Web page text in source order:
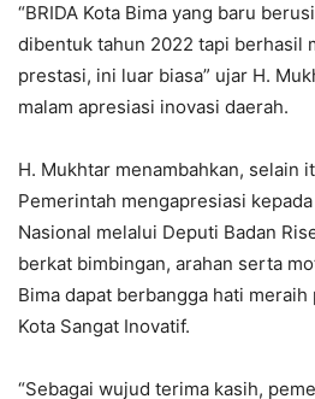
“BRIDA Kota Bima yang baru
dibentuk tahun 2022 tapi berhasil
prestasi, ini luar biasa” ujar H.
malam apresiasi inovasi daerah.
H. Mukhtar menambahkan, selain
Pemerintah mengapresiasi
Nasional melalui Deputi Badan
berkat bimbingan, arahan serta
Bima dapat berbangga hati
Kota Sangat Inovatif.
“Sebagai wujud terima kasih,